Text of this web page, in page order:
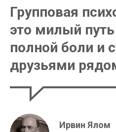
Групповая
это милый
полной боли и
друзьями
Ирвин Ялом